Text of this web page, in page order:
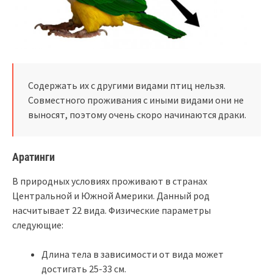
Содержать их с другими видами птиц нельзя.
Совместного проживания с иными видами они не
выносят, поэтому очень скоро начинаются драки.
Аратинги
В природных условиях проживают в странах
Центральной и Южной Америки. Данный род
насчитывает 22 вида. Физические параметры
следующие:
Длина тела в зависимости от вида может
достигать 25-33 см.